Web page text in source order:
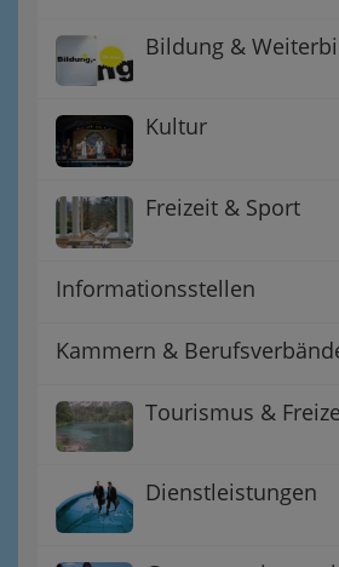
Bildung &
Kultur
Freizeit & Sport
Informationsstellen
Kammern &
Tourismus &
Dienstleistungen